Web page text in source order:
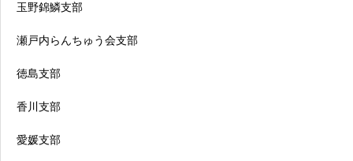
玉野錦鱗支部
瀬戸内らんちゅう会支部
徳島支部
香川支部
愛媛支部